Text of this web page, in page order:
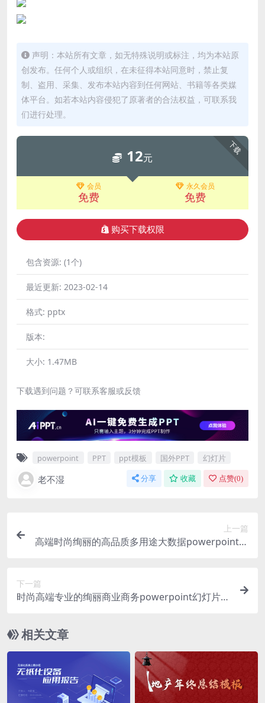
声明：本站所有文章，如无特殊说明或标注，均为本站原
创发布。任何个人或组织，在未征得本站同意时，禁止复
制、盗用、采集、发布本站内容到任何网站、书籍等各类媒
体平台。如若本站内容侵犯了原著者的合法权益，可联系我
们进行处理。
下载
12元
会员
免费
永久会员
免费
购买下载权限
包含资源: (1个)
最近更新: 2023-02-14
格式: pptx
版本:
大小: 1.47MB
下载遇到问题？可联系客服或反馈
powerpoint PPT ppt模板 国外PPT 幻灯片
老不湿 分享 收藏 点赞(0)
上一篇
高端时尚绚丽的高品质多用途大数据powerpoint幻
下一篇
时尚高端专业的绚丽商业商务powerpoint幻灯片演
相关文章